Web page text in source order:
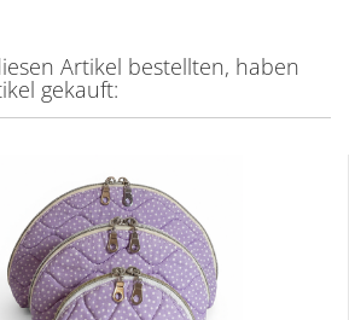
Artikel bestellten, haben
gekauft: